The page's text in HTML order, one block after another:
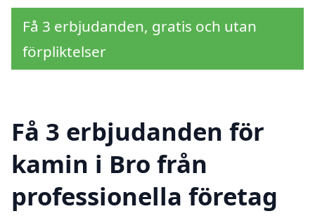
Få 3 erbjudanden, gratis och utan
förpliktelser
Få 3 erbjudanden för
kamin i Bro från
professionella företag